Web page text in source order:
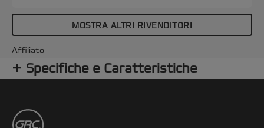
MOSTRA ALTRI RIVENDITORI
Affiliato
Specifiche e Caratteristiche